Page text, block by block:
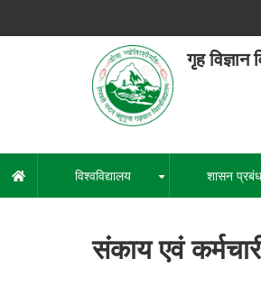
गृह विज्ञान
मुख्य
नेविगेशन
विश्वविद्यालय शासन
संकाय एवं